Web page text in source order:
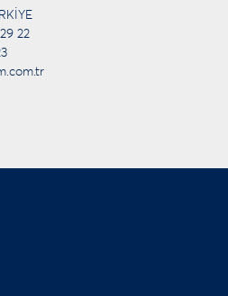
22